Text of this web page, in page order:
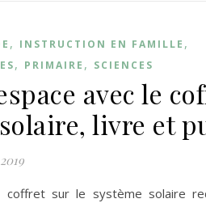
, INSTRUCTION EN FAMILLE ,
, PRIMAIRE , SCIENCES
avec le
livre et
coffret sur le système solaire